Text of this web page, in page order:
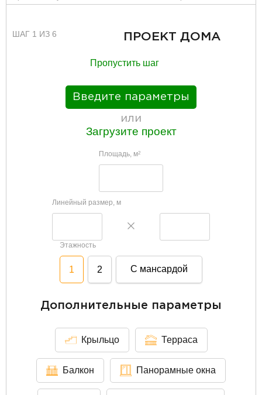
ШАГ 1 ИЗ 6 ПРОЕКТ ДОМА
Пропустить шаг
Введите параметры
или
Загрузите проект
Площадь, м2
Линейный размер, м
Этажность
1 2 С мансардой
Дополнительные параметры
Крыльцо Терраса
Балкон Панорамные окна